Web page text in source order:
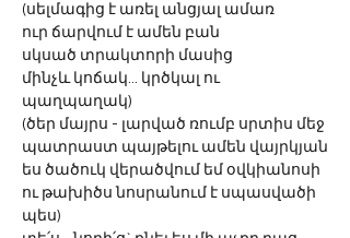
(սելմագից է առել անցյալ ամառ
ուր ճարվում է ամեն բան
սկսած տրակտորի մասից
մինչև կոճակ... կրծկալ ու
պաղպաղակ)
(ծեր մայրս - լարված ռումբ սրտիս մեջ
պատրաստ պայթելու ամեն վայրկյան
ես ծածուկ վերածվում եմ օվկիանոսի
ու թախիծս նոսրանում է սպասվածի
պես)